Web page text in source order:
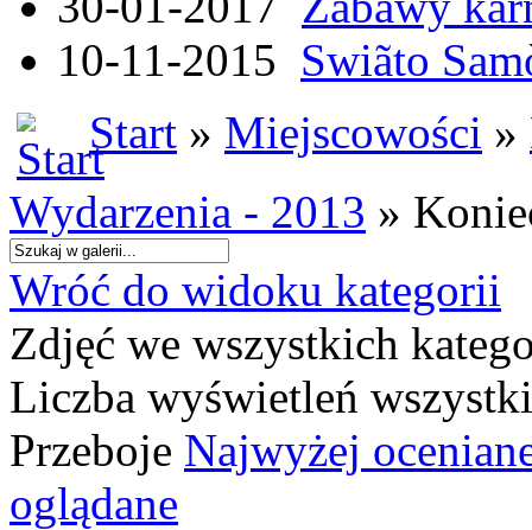
10-11-2015 Swiãto
Start » Miejscowości »
Wydarzenia - 2013 »
Wróć do widoku kategorii
Zdjęć we wszystkich
Liczba wyświetleń
Przeboje Najwyżej
oglądane